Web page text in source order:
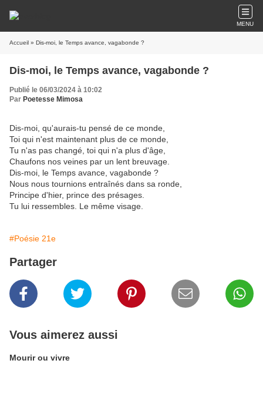
MENU
Accueil » Dis-moi, le Temps avance, vagabonde ?
Dis-moi, le Temps avance, vagabonde ?
Publié le 06/03/2024 à 10:02
Par Poetesse Mimosa
Dis-moi, qu'aurais-tu pensé de ce monde,
Toi qui n'est maintenant plus de ce monde,
Tu n'as pas changé, toi qui n'a plus d'âge,
Chaufons nos veines par un lent breuvage.
Dis-moi, le Temps avance, vagabonde ?
Nous nous tournions entraînés dans sa ronde,
Principe d'hier, prince des présages.
Tu lui ressembles. Le même visage.
#Poésie 21e
Partager
Vous aimerez aussi
Mourir ou vivre